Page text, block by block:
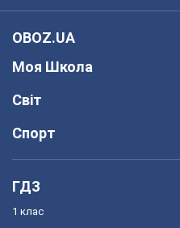
OBOZ.UA
Моя Школа
Світ
Спорт
ГДЗ
1 клас